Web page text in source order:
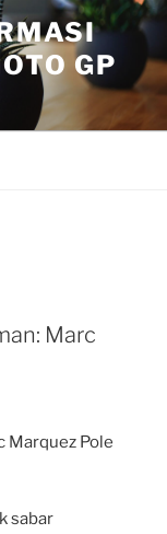
GP
Marc
Marquez Pole
sabar